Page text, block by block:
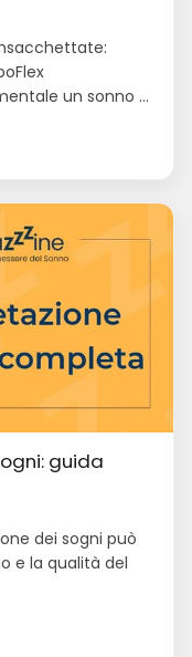
un sonno ...
guida
dei sogni può
e la qualità del